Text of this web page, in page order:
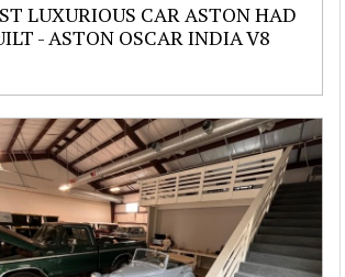
LUXURIOUS CAR ASTON HAD
- ASTON OSCAR INDIA V8